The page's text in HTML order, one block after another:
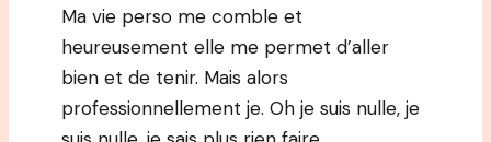
Ma vie perso me comble et
heureusement elle me permet d’aller
bien et de tenir. Mais alors
professionnellement je. Oh je suis nulle, je